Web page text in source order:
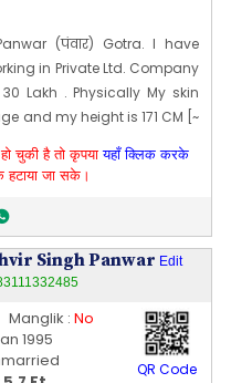
and have a strong
respects elders & family
values opinion and would
and vice versa. Feel free to
Interested in settling
in Pune , Bangalore,
term basis. Would love to
and have a strong
respects elders & family
values opinion and would
and vice versa. Feel free to
Edit Profile
PM
(पंवार) Gotra. I have
in Private Ltd. Company
Lakh . Physically My skin
and my height is 171 CM [~
चुकी है तो कृपयायहाँ क्लिक करके
हटाया जा सके।
Singh Panwar Edit
: No
1995
QR Code